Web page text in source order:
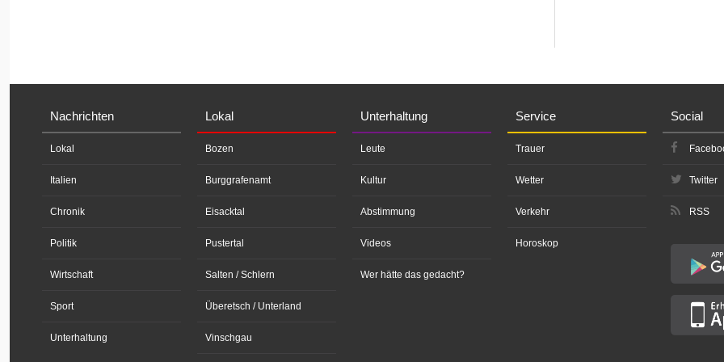
Nachrichten
Lokal
Italien
Chronik
Politik
Wirtschaft
Sport
Unterhaltung
Lokal
Bozen
Burggrafenamt
Eisacktal
Pustertal
Salten / Schlern
Überetsch / Unterland
Vinschgau
Unterhaltung
Leute
Kultur
Abstimmung
Videos
Wer hätte das gedacht?
Service
Trauer
Wetter
Verkehr
Horoskop
Social
Twitter
RSS